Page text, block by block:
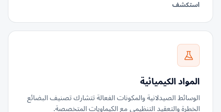
استكشف
المواد الكيميائية
الوسائط الصيدلانية والمكونات الفعالة تتشارك تصنيف البضائع
الخطرة والتعقيد التنظيمي مع الكيماويات المتخصصة.